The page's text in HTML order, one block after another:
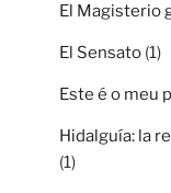
El Magisterio
El Sensato (1)
Este é o meu
Hidalguía: la
(1)